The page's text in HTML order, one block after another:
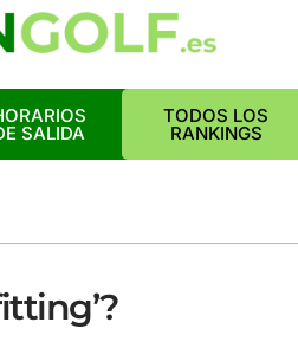
SALIDA
TODOS LOS
RANKINGS